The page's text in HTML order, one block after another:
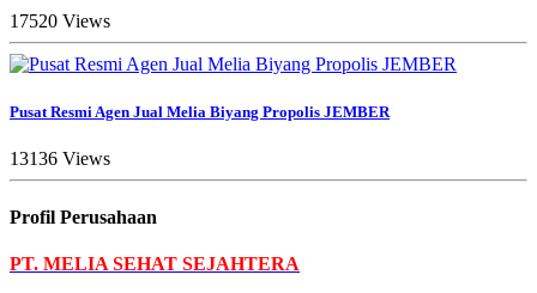
17520 Views
Pusat Resmi Agen Jual Melia Biyang Propolis JEMBER
13136 Views
Profil Perusahaan
PT. MELIA SEHAT SEJAHTERA